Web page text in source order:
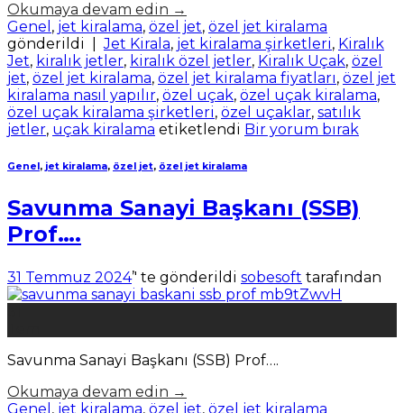
Okumaya devam edin →
Genel , jet kiralama, özel jet, özel jet kiralama
gönderildi
Jet Kirala, jet kiralama şirketleri, Kiralık
Jet, kiralık jetler, kiralık özel jetler, Kiralık Uçak, özel
jet, özel jet kiralama, özel jet kiralama fiyatları, özel jet
kiralama nasıl yapılır, özel uçak, özel uçak kiralama,
özel uçak kiralama şirketleri, özel uçaklar, satılık
jetler, uçak kiralama etiketlendi Bir yorum bırak
Genel , jet kiralama, özel jet, özel jet kiralama
Savunma Sanayi Başkanı (SSB)
Prof….
31 Temmuz 2024’' te gönderildi sobesoft tarafından
Savunma Sanayi Başkanı (SSB) Prof….
Okumaya devam edin →
Genel , jet kiralama, özel jet, özel jet kiralama